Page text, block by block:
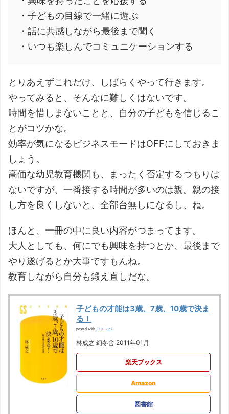
・子どもの目線で一緒に遊ぶ
・話に共感しながら最後まで聞く
・いつも楽しんでコミュニケーションする
とりあえずこれだけ、しばらくやって行きます。
やってみると、そんなに難しくはないです。
時間を惜しまないことと、自分の子どもを信じるこ
とがコツかな。
効率が気になるビジネスモードはOFFにしておきま
しょう。
高価な幼児教育機関も、まったく否定するつもりは
ないですが、一番接する時間が多いのは親。親の接
し方を良くしないと、全部台無しになるし、ね。
ほんと、一冊の中に良い内容がつまってます。
大人としても、何にでも興味を持つとか、最後まで
やり遂げるとか大事ですもんね。
教育しながら自分も鍛え直しだな。
子どもの才能は3歳、7歳、10歳で決ま
る！
posted with ヨメレバ
林成之 幻冬舎 2011年01月
楽天ブックス
Amazon
図書館